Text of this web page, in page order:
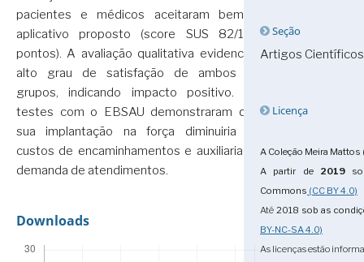
pacientes e médicos aceitaram bem o
aplicativo proposto (score SUS 82/100
pontos). A avaliação qualitativa evidenciou
alto grau de satisfação de ambos os
grupos, indicando impacto positivo. Os
testes com o EBSAU demonstraram que
sua implantação na força diminuiria os
custos de encaminhamentos e auxiliaria na
demanda de atendimentos.
Downloads
Seção
Artigos Científicos
Licença
A Coleção Meira Mattos
A partir de 2019
Commons (CC BY 4.0)
Até 2018 sob as
BY-NC-SA 4.0)
As licenças estão